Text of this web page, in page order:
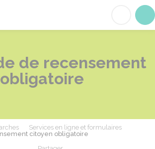
de recensement
Services en ligne et formulaires
citoyen obligatoire